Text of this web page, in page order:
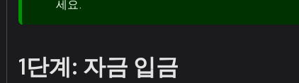
세요.
1단계: 자금 입금